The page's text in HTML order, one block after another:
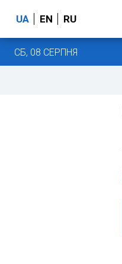
UA EN RU
СБ, 08 СЕРПНЯ